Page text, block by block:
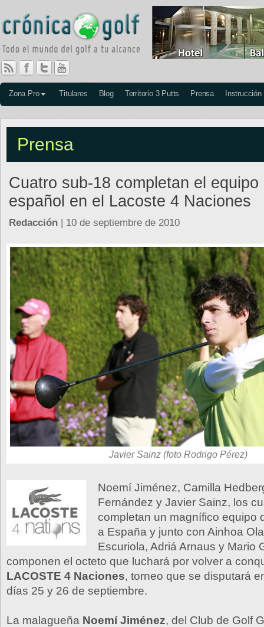
Zona Pro Titulares Blog Territorio 3 Putts Prensa Instrucción
Prensa
Cuatro sub-18 completan el equipo
español en el Lacoste 4 Naciones
Redacción | 10 de septiembre de 2010
Javier Sainz (foto Rodrigo Pérez)
Noemí Jiménez, Camilla
Fernández y Javier Sainz, los
completan un magnífico equipo
a España y junto con Ainhoa
Escuriola, Adriá Arnaus y Mario
componen el octeto que luchará por volver a
LACOSTE 4 Naciones, torneo que se disputará
días 25 y 26 de septiembre.
La malagueña Noemí Jiménez, del Club de Golf